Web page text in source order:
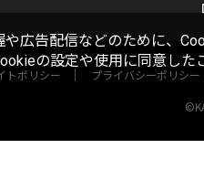
トポリシー プライバシーポリシー
広告配信などのために、
の設定や使用に同意し